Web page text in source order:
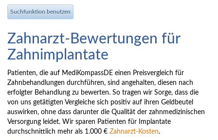
Suchfunktion benutzen
Zahnarzt-Bewertungen für
Zahnimplantate
Patienten, die auf MediKompassDE einen Preisvergleich für
Zahnbehandlungen durchführen, sind angehalten, diesen nach
erfolgter Behandlung zu bewerten. So tragen wir Sorge, dass die
von uns getätigten Vergleiche sich positiv auf ihren Geldbeutel
auswirken, ohne dass darunter die Qualität der zahnmedizinischen
Versorgung leidet. Wir sparen Patienten für Implantate
durchschnittlich mehr als 1.000 € Zahnarzt-Kosten.